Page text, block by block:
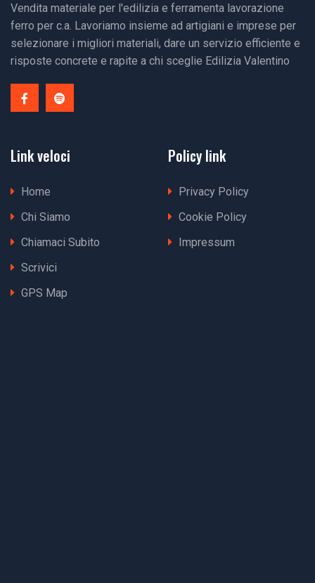
Vendita materiale per l'edilizia e ferramenta lavorazione
ferro per c.a. Lavoriamo insieme ad artigiani e imprese per
selezionare i migliori materiali, dare un servizio efficiente e
risposte concrete e rapite a chi sceglie Edilizia Valentino
Link veloci
Home
Chi Siamo
Chiamaci Subito
Scrivici
GPS Map
Policy link
Privacy Policy
Cookie Policy
Impressum